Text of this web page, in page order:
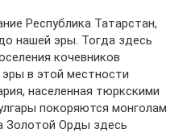
Республика Татарстан,
нашей эры. Тогда здесь
кочевников
в этой местности
населенная тюркскими
покоряются монголам
Золотой Орды здесь